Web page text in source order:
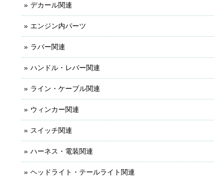
デカール関連
エンジン内パーツ
ラバー関連
ハンドル・レバー関連
ライン・ケーブル関連
ウィンカー関連
スイッチ関連
ハーネス・電装関連
ヘッドライト・テールライト関連